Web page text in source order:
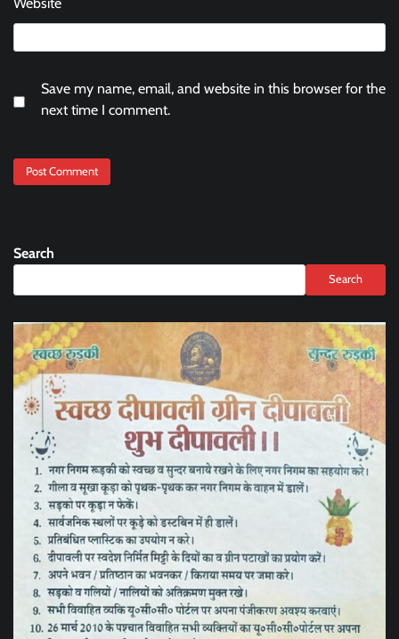
Website
Save my name, email, and website in this browser for the
next time I comment.
Search
Search